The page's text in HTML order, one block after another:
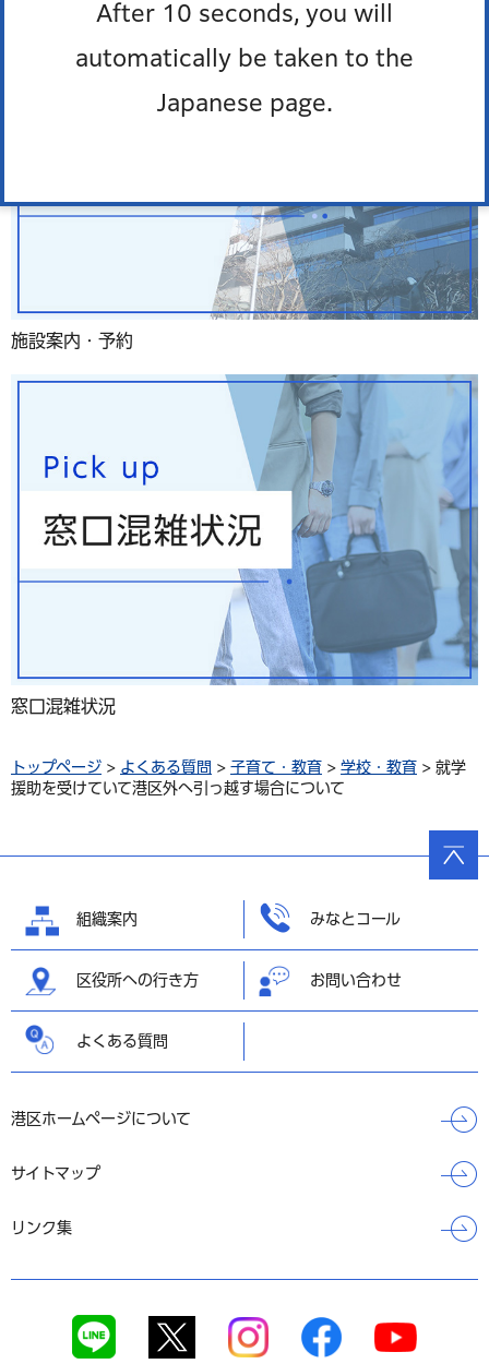
After 10 seconds, you will
automatically be taken to the
Japanese page.
施設案内・予約
窓口混雑状況
トップページ > よくある質問 > 子育て・教育 > 学校・教育 > 就学
援助を受けていて港区外へ引っ越す場合について
組織案内 みなとコール
区役所への行き方 お問い合わせ
よくある質問
港区ホームページについて
サイトマップ
リンク集
ページ
の先頭